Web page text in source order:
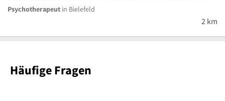
Psychotherapeut in Bielefeld
2 km
Häufige Fragen